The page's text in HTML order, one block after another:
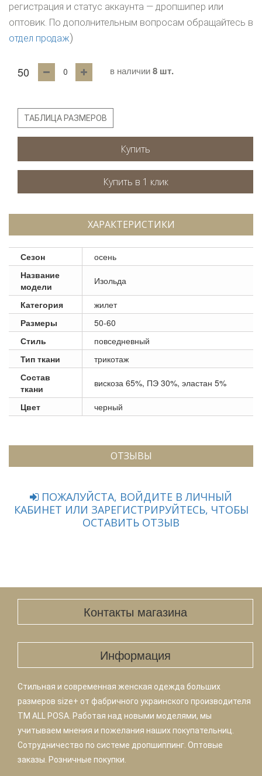
регистрация и статус аккаунта — дропшипер или
оптовик. По дополнительным вопросам обращайтесь в
отдел продаж)
50 в наличии8 шт.
ТАБЛИЦА РАЗМЕРОВ
Купить
ХАРАКТЕРИСТИКИ
Сезон
осень
Название
модели
Изольда
Категория
жилет
Размеры
50-60
Стиль
повседневный
Тип ткани
трикотаж
Состав
ткани
вискоза 65%, ПЭ 30%, эластан 5%
Цвет черный
ОТЗЫВЫ
ПОЖАЛУЙСТА, ВОЙДИТЕ В ЛИЧНЫЙ
КАБИНЕТ ИЛИ ЗАРЕГИСТРИРУЙТЕСЬ, ЧТОБЫ
ОСТАВИТЬ ОТЗЫВ
Контакты магазина
Информация
Стильная и современная женская одежда больших
размеров size+ от фабричного украинского производителя
TM ALL POSA. Работая над новыми моделями, мы
учитываем мнения и пожелания наших покупательниц.
Сотрудничество по системе дропшиппинг. Оптовые
заказы. Розничные покупки.